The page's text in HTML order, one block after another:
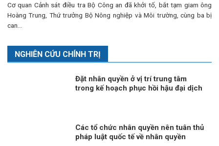
Cơ quan Cảnh sát điều tra Bộ Công an đã khởi tố, bắt tạm giam ông
Hoàng Trung, Thứ trưởng Bộ Nông nghiệp và Môi trường, cùng ba bị
can...
NGHIÊN CỨU CHÍNH TRỊ
Đặt nhân quyền ở vị trí trung tâm
trong kế hoạch phục hồi hậu đại dịch
Các tổ chức nhân quyền nên tuân thủ
pháp luật quốc tế về nhân quyền